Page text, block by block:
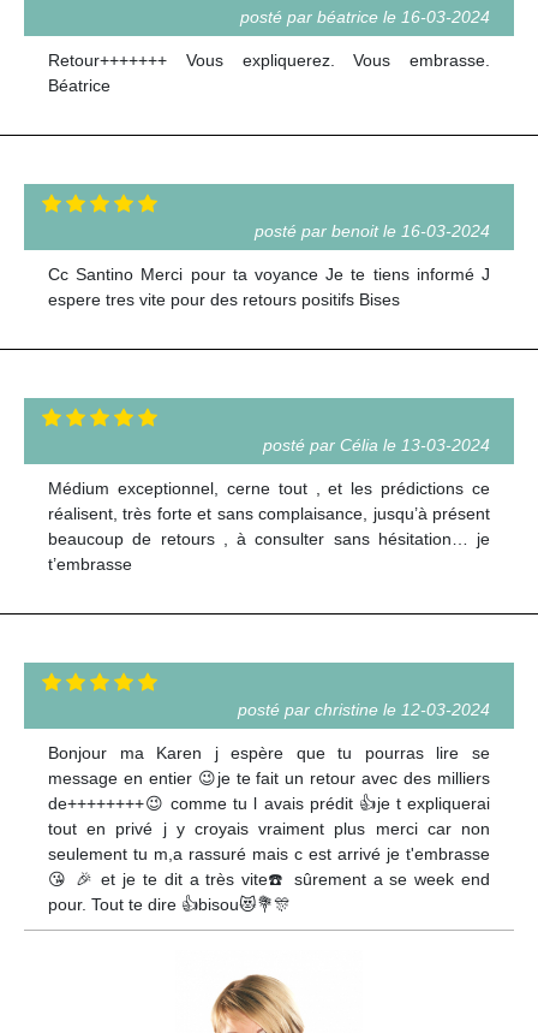
posté par béatrice le 16-03-2024
Retour+++++++ Vous expliquerez. Vous embrasse.
Béatrice
posté par benoit le 16-03-2024
Cc Santino Merci pour ta voyance Je te tiens informé J
espere tres vite pour des retours positifs Bises
posté par Célia le 13-03-2024
Médium exceptionnel, cerne tout , et les prédictions ce
réalisent, très forte et sans complaisance, jusqu’à présent
beaucoup de retours , à consulter sans hésitation… je
t’embrasse
posté par christine le 12-03-2024
Bonjour ma Karen j espère que tu pourras lire se
message en entier 😉je te fait un retour avec des milliers
de++++++++😉 comme tu l avais prédit 👍je t expliquerai
tout en privé j y croyais vraiment plus merci car non
seulement tu m,a rassuré mais c est arrivé je t'embrasse
😘 🎉 et je te dit a très vite☎️ sûrement a se week end
pour. Tout te dire 👍bisou😻💐🎊